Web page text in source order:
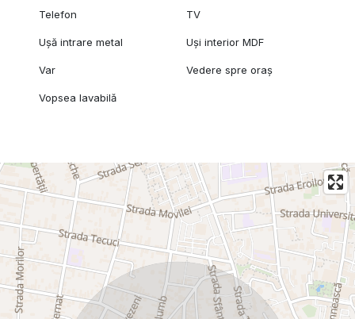
Telefon TV
Ușă intrare metal Uși interior MDF
Var Vedere spre oraș
Vopsea lavabilă